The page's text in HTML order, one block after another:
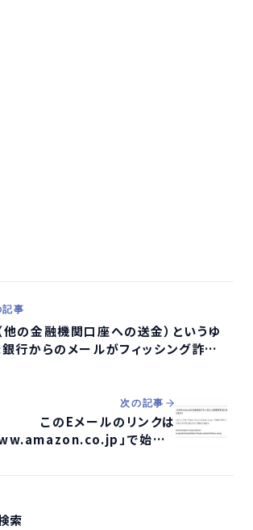
事
他の金融機関口座への送金）というゆ
銀行からのメールがフィッシング詐欺
次の記事
このEメールのリンクは
」で始まり
索